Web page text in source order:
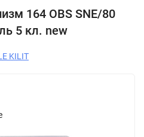
164 OBS SNE/80
5 кл. new
KILIT